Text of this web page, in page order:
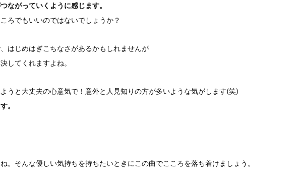
ながっていくように感じます。
ろでもいいのではないでしょうか？
はじめはぎこちなさがあるかもしれませんが
してくれますよね。
うと大丈夫の心意気で！意外と人見知りの方が多いような気がします(笑)
。
。そんな優しい気持ちを持ちたいときにこの曲でこころを落ち着けましょう。